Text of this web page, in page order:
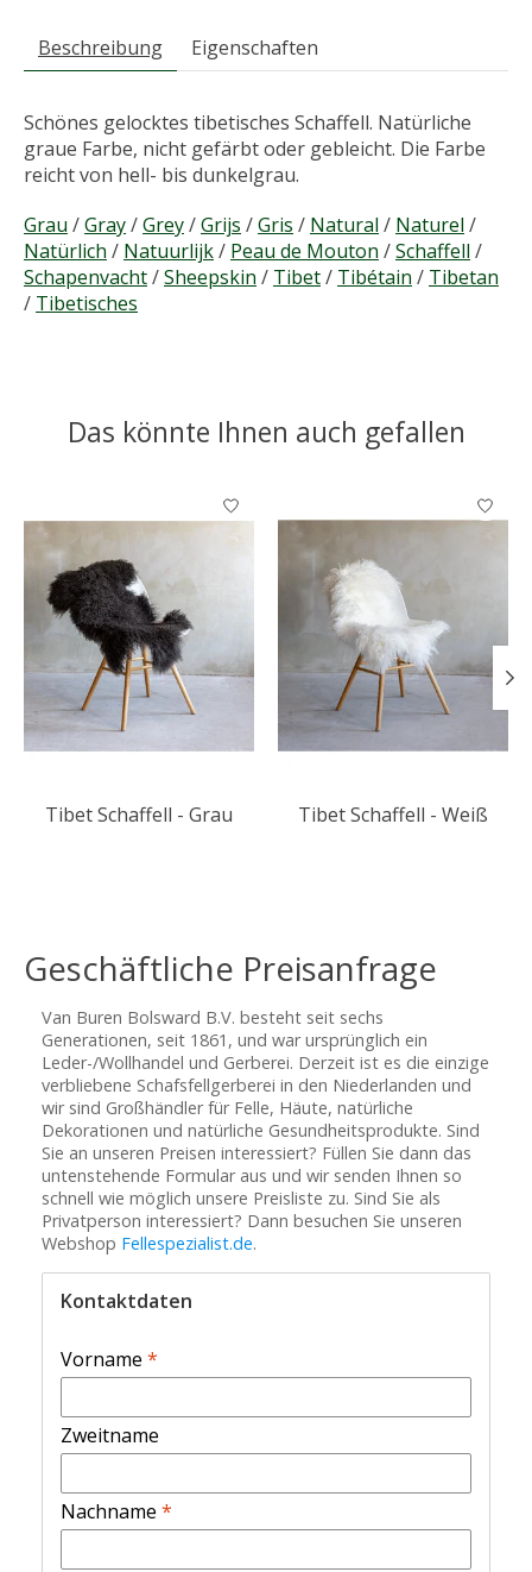
Beschreibung Eigenschaften
Schönes gelocktes tibetisches Schaffell. Natürliche
graue Farbe, nicht gefärbt oder gebleicht. Die Farbe
reicht von hell- bis dunkelgrau.
Grau /Gray/Grey/Grijs /Gris / Natural / Naturel /
Natürlich / Natuurlijk/ Peau de Mouton /Schaffell /
Schapenvacht/Sheepskin / Tibet/ Tibétain / Tibetan
/ Tibetisches
Das könnte Ihnen auch gefallen
Produkt-Karussell-Artikel
Tibet Schaffell - Grau Tibet Schaffell - Weiß
Geschäftliche Preisanfrage
Van Buren Bolsward B.V. besteht seit sechs
Generationen, seit 1861, und war ursprünglich ein
Leder-/Wollhandel und Gerberei. Derzeit ist es die einzige
verbliebene Schafsfellgerberei in den Niederlanden und
wir sind Großhändler für Felle, Häute, natürliche
Dekorationen und natürliche Gesundheitsprodukte. Sind
Sie an unseren Preisen interessiert? Füllen Sie dann das
untenstehende Formular aus und wir senden Ihnen so
schnell wie möglich unsere Preisliste zu. Sind Sie als
Privatperson interessiert? Dann besuchen Sie unseren
Webshop Fellespezialist.de.
Kontaktdaten
Vorname *
Zweitname
Nachname *